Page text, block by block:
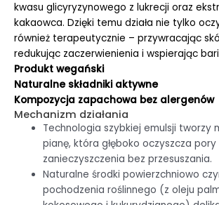
kwasu glicyryzynowego z lukrecji oraz
kakaowca. Dzięki temu działa nie tylko
również terapeutycznie – przywracając
redukując zaczerwienienia i wspierając
Produkt wegański
Naturalne składniki aktywne
Kompozycja zapachowa bez alergenów
Mechanizm działania
Technologia szybkiej emulsji tworzy
pianę, która głęboko oczyszcza pory
zanieczyszczenia bez przesuszania.
Naturalne środki powierzchniowo
pochodzenia roślinnego (z oleju